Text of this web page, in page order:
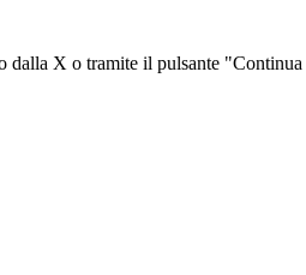
dalla X o tramite il pulsante